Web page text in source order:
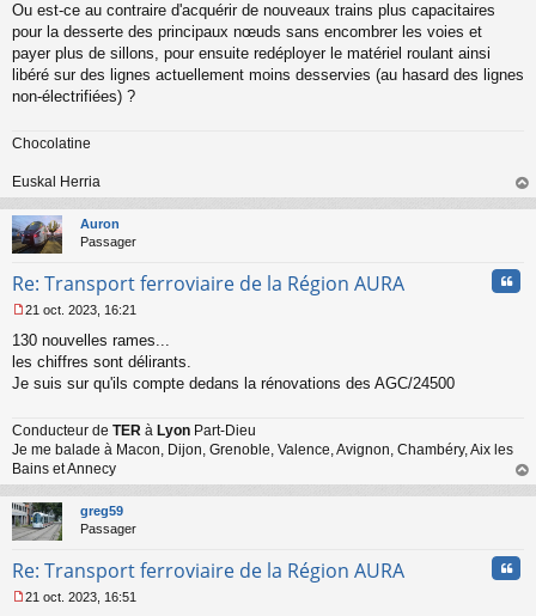
g
e
n
o
n
Ou est-ce au contraire d'acquérir de nouveaux trains plus capacitaires
pour la desserte des principaux nœuds sans encombrer les voies et
payer plus de sillons, pour ensuite redéployer le matériel roulant ainsi
libéré sur des lignes actuellement moins desservies (au hasard des lignes
non-électrifiées) ?
Chocolatine
Euskal Herria
au
Auron
Passager
Re: Transport ferroviaire de la Région AURA
e
s
e
n
o
n
l
u
21 oct. 2023, 16:21
130 nouvelles rames...
les chiffres sont délirants.
Je suis sur qu'ils compte dedans la rénovations des AGC/24500
Conducteur de TER à Lyon Part-Dieu
Je me balade à Macon, Dijon, Grenoble, Valence, Avignon, Chambéry, Aix les
Bains et Annecy
au
greg59
Passager
Re: Transport ferroviaire de la Région AURA
21 oct. 2023, 16:51